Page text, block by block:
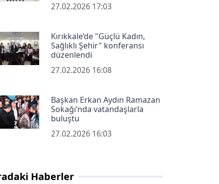
27.02.2026 17:03
Kırıkkale’de "Güçlü Kadın,
Sağlıklı Şehir" konferansı
düzenlendi
27.02.2026 16:08
Başkan Erkan Aydın Ramazan
Sokağı’nda vatandaşlarla
buluştu
27.02.2026 16:03
Haberler